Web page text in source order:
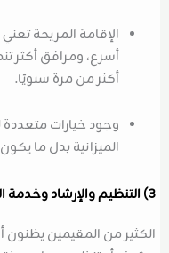
الإقامة المريحة
أسرع، ومرافق أكثر
أكثر من مرة سنويًا.
وجود خيارات
الميزانية بدل ما
3) التنظيم والإرشاد وخدمة المجموعات
الكثير من المقيمين يظنون